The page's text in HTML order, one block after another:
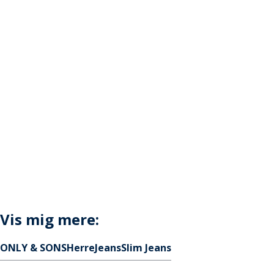
Vis mig mere:
ONLY & SONSHerreJeansSlim Jeans